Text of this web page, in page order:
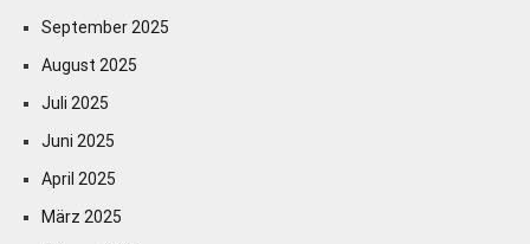
September 2025
August 2025
Juli 2025
Juni 2025
April 2025
März 2025